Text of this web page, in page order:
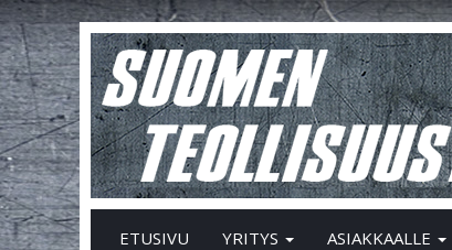
ETUSIVU YRITYS ASIAKKAALLE